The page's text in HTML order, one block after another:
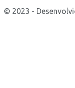
© 2023 -